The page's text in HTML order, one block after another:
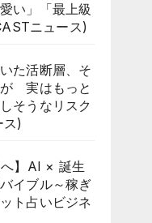
い」「最上級
ニュース)
た活断層、そ
実はもっと
そうなリスク
ス)
】AI × 誕生
イブル～稼ぎ
ト占いビジネ